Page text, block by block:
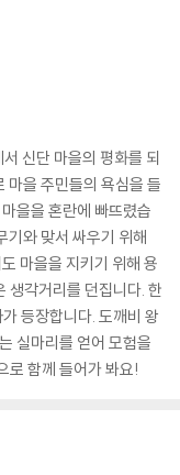
서 신단 마을의 평화를 되
마을 주민들의 욕심을 들
을을 혼란에 빠뜨렸습
기와 맞서 싸우기 위해
마을을 지키기 위해 용
생각거리를 던집니다. 한
등장합니다. 도깨비 왕
실마리를 얻어 모험을
로 함께 들어가 봐요!